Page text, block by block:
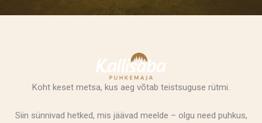
Koht keset metsa, kus aeg võtab teistsuguse rütmi.
Siin sünnivad hetked, mis jäävad meelde – olgu need puhkus,